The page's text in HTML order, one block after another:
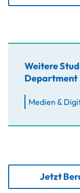
Weitere
Department
Medien &
Jetzt